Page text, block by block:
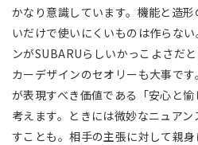
かなり意識しています。機能と造
いだけで使いにくいものは作らな
ンがSUBARUらしいかっこよさだと
カーデザインのセオリーも大事で
が表現すべき価値である「安心と
考えます。ときには微妙なニュア
すことも。相手の主張に対して親